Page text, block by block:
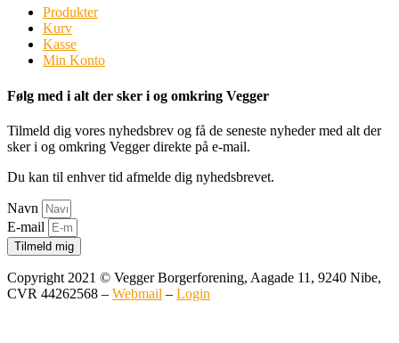
Produkter
Kurv
Kasse
Min Konto
Følg med i alt der sker i og omkring Vegger
Tilmeld dig vores nyhedsbrev og få de seneste nyheder med alt der
sker i og omkring Vegger direkte på e-mail.
Du kan til enhver tid afmelde dig nyhedsbrevet.
Navn
E-mail
Tilmeld mig
Copyright 2021 © Vegger Borgerforening, Aagade 11, 9240 Nibe,
CVR 44262568 – Webmail – Login